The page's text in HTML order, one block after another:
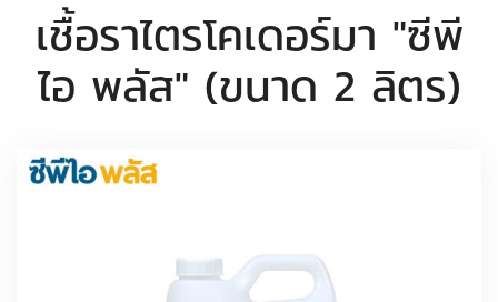
เชื้อราไตรโคเดอร์มา "ซีพี
ไอ พลัส" (ขนาด 2 ลิตร)